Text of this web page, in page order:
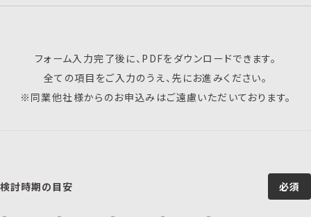
フォーム入力完了後に、PDFをダウンロードできます。
全ての項目をご入力のうえ、先にお進みください。
※同業他社様からのお申込みはご遠慮いただいております。
検討時期の目安 必須